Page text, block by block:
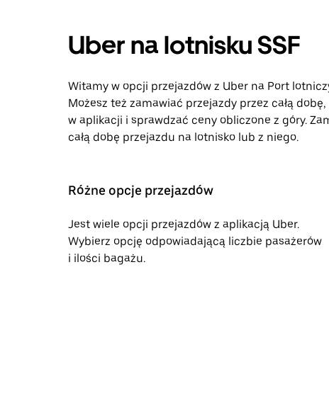
Uber na lotnisku SSF
Witamy w opcji przejazdów z Uber na Port
Możesz też zamawiać przejazdy przez całą
w aplikacji i sprawdzać ceny obliczone z góry.
całą dobę przejazdu na lotnisko lub z niego.
Różne opcje przejazdów
Jest wiele opcji przejazdów z aplikacją Uber.
Wybierz opcję odpowiadającą liczbie pasażerów
i ilości bagażu.